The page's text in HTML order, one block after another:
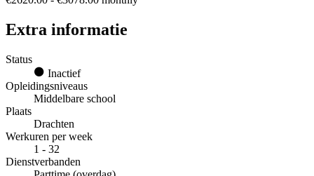
Extra informatie
Status
Inactief
Opleidingsniveaus
Middelbare school
Plaats
Drachten
Werkuren per week
1 - 32
Dienstverbanden